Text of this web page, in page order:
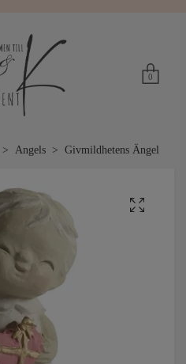
0
Angels Givmildhetens Ängel